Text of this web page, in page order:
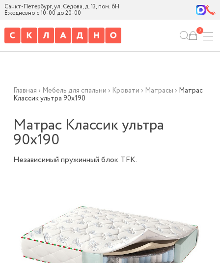
Санкт-Петербург, ул. Седова, д. 13, пом. 6Н
Ежедневно с 10-00 до 20-00
0
Главная › Мебель для спальни › Кровати › Матрасы › Матрас
Классик ультра 90х190
Матрас Классик ультра
90х190
Независимый пружинный блок TFK.